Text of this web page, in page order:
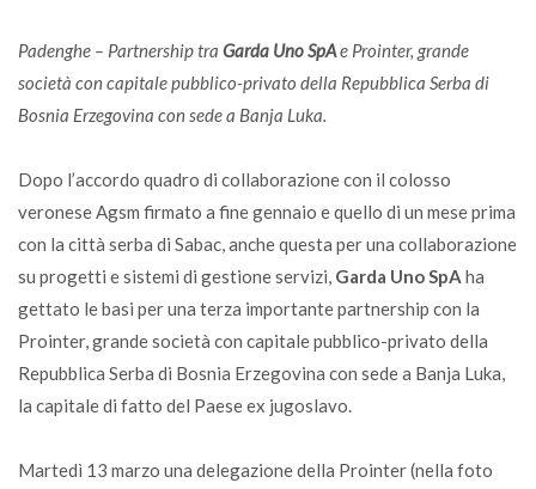
Padenghe – Partnership tra Garda Uno SpAe Prointer, grande
società con capitale pubblico-privato della Repubblica Serba di
Bosnia Erzegovina con sede a Banja Luka.
Dopo l’accordo quadro di collaborazione con il colosso
veronese Agsm firmato a fine gennaio e quello di un mese prima
con la città serba di Sabac, anche questa per una collaborazione
su progetti e sistemi di gestione servizi, Garda Uno SpA ha
gettato le basi per una terza importante partnership con la
Prointer, grande società con capitale pubblico-privato della
Repubblica Serba di Bosnia Erzegovina con sede a Banja Luka,
la capitale di fatto del Paese ex jugoslavo.
Martedì 13 marzo una delegazione della Prointer (nella foto